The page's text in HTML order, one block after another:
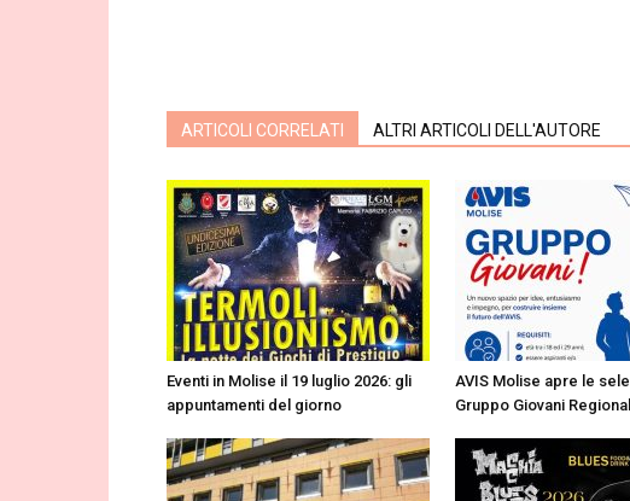
ARTICOLI CORRELATI ALTRI ARTICOLI DELL'AUTORE
Eventi in Molise il 19 luglio 2026: gli
appuntamenti del giorno
AVIS Molise apre le
Gruppo Giovani